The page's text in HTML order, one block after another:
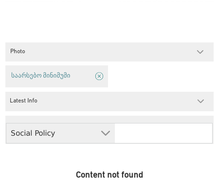
Photo
Social Policy
საარსებო მინიმუმი
Latest Info
Content not found